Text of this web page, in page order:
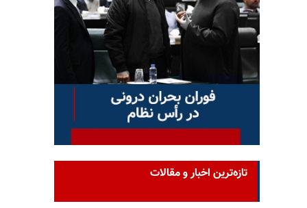
تازه‌ترین اخبار و مقالات